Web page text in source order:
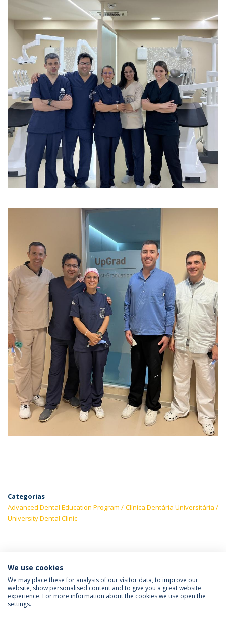
Categorias
Advanced Dental Education Program
Clínica Dentária Universitária
University Dental Clinic
ÚLTIMAS NOTÍCIAS
Política de Privacidade
Termos & Condições
We use cookies
We may place these for analysis of our visitor data, to improve our
website, show personalised content and to give you a great website
experience. For more information about the cookies we use open the
settings.